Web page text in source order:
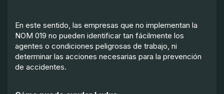
En este sentido, las empresas que no implementan la
NOM 019 no pueden identificar tan fácilmente los
agentes o condiciones peligrosas de trabajo, ni
determinar las acciones necesarias para la prevención
de accidentes.